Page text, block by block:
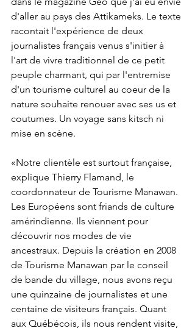
d'aller au pays des Attikameks. Le texte
racontait l'expérience de deux
journalistes français venus s'initier à
l'art de vivre traditionnel de ce petit
peuple charmant, qui par l'entremise
d'un tourisme culturel au coeur de la
nature souhaite renouer avec ses us et
coutumes. Un voyage sans kitsch ni
mise en scène.
«Notre clientèle est surtout française,
explique Thierry Flamand, le
coordonnateur de Tourisme Manawan.
Les Européens sont friands de culture
amérindienne. Ils viennent pour
découvrir nos modes de vie
ancestraux. Depuis la création en 2008
de Tourisme Manawan par le conseil
de bande du village, nous avons reçu
une quinzaine de journalistes et une
centaine de visiteurs français. Quant
aux Québécois, ils nous rendent visite,